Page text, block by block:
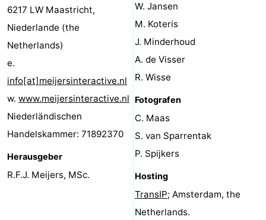
Noordzee
Résidence
Cadzand-
Bad
-
Resort
Nieuwvliet-
Bad
-
Schoneveld
-
Strand
Resort
Bad
-
Waterdunen
-
Zwinhoeve
Hotels
6217 LW Maastricht,
Niederlande (the
Netherlands)
e.
info[at]meijersinteractive.nl
w. www.meijersinteractive.nl
Niederländischen
Handelskammer: 71892370
Herausgeber
R.F.J. Meijers, MSc.
W. Jansen
M. Koteris
J. Minderhoud
A. de Visser
R. Wisse
Fotografen
C. Maas
S. van Sparrentak
P. Spijkers
Hosting
TransIP; Amsterdam, the
Netherlands.